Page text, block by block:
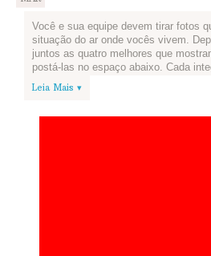
Você e sua equipe devem tirar fotos
situação do ar onde vocês vivem.
juntos as quatro melhores que
postá-las no espaço abaixo. Cada
postar uma foto.
melhor qualidade, mostre essas
Leia Mais ▾